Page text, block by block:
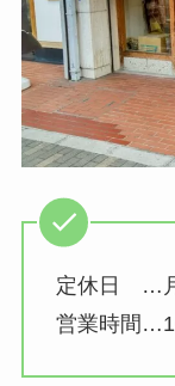
定休日 …月
営業時間